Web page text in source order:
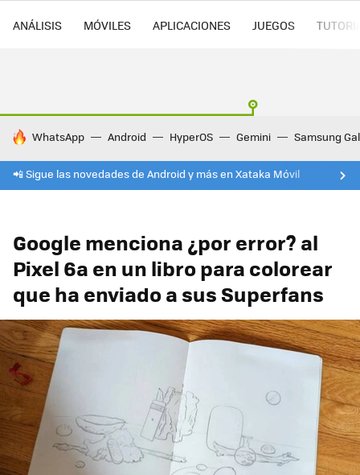
ANÁLISIS MÓVILES APLICACIONES JUEGOS
HOY SE HABLA DE
WhatsApp Android HyperOS Gemini Samsung
📲 Sigue las novedades de Android y más en Xataka Móvil
Google menciona ¿por error? al
Pixel 6a en un libro para colorear
que ha enviado a sus Superfans